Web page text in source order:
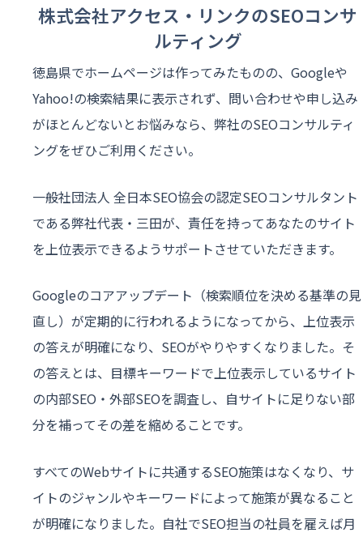
株式会社アクセス・リンクのSEOコンサ
ルティング
徳島県でホームページは作ってみたものの、Googleや
Yahoo!の検索結果に表示されず、問い合わせや申し込み
がほとんどないとお悩みなら、弊社のSEOコンサルティ
ングをぜひご利用ください。
一般社団法人 全日本SEO協会の認定SEOコンサルタント
である弊社代表・三田が、責任を持ってあなたのサイト
を上位表示できるようサポートさせていただきます。
Googleのコアアップデート（検索順位を決める基準の見
直し）が定期的に行われるようになってから、上位表示
の答えが明確になり、SEOがやりやすくなりました。そ
の答えとは、目標キーワードで上位表示しているサイト
の内部SEO・外部SEOを調査し、自サイトに足りない部
分を補ってその差を縮めることです。
すべてのWebサイトに共通するSEO施策はなくなり、サ
イトのジャンルやキーワードによって施策が異なること
が明確になりました。自社でSEO担当の社員を雇えば月